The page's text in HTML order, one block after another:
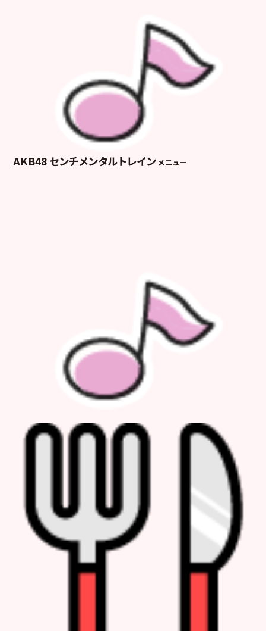
AKB48 センチメンタルトレインメニュー